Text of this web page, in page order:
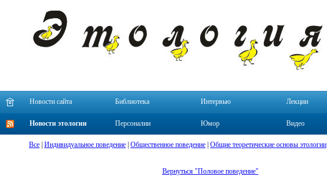
Новости сайта Библиотека Интервью Лекции
Новости этологии Персоналии Юмор Видео
Все Индивидуальное поведение Общественное поведение Общие теоретические основы этологии
Вернуться "Половое поведение"